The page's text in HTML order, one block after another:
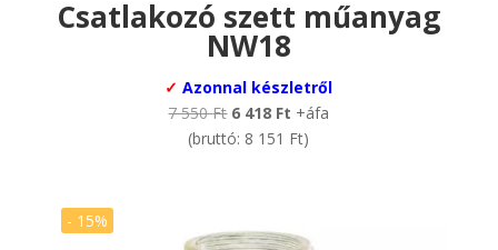
Csatlakozó szett műanyag
NW18
✓ Azonnal készletről
7 550Ft Original
price
6 418 Ft Current
price
+áfa
(bruttó: 8 151 Ft)
- 15%